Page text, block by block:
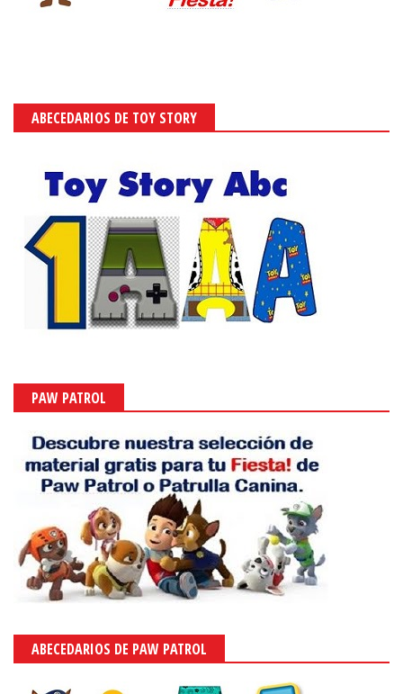
ABECEDARIOS DE TOY STORY
PAW PATROL
ABECEDARIOS DE PAW PATROL